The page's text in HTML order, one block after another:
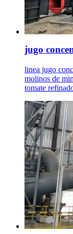
jugo
linea jugo
molinos de
tomate